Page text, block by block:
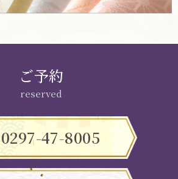
ご予約
reserved
0297-47-8005